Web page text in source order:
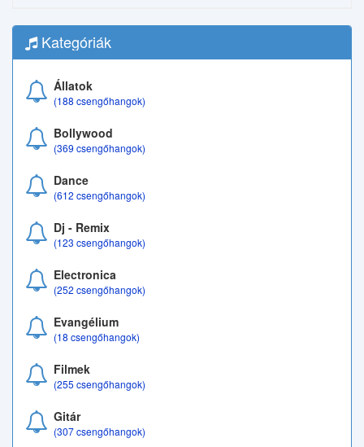
Kategóriák
Állatok
(188 csengőhangok)
Bollywood
(369 csengőhangok)
Dance
(612 csengőhangok)
Dj - Remix
(123 csengőhangok)
Electronica
(252 csengőhangok)
Evangélium
(18 csengőhangok)
Filmek
(255 csengőhangok)
Gitár
(307 csengőhangok)